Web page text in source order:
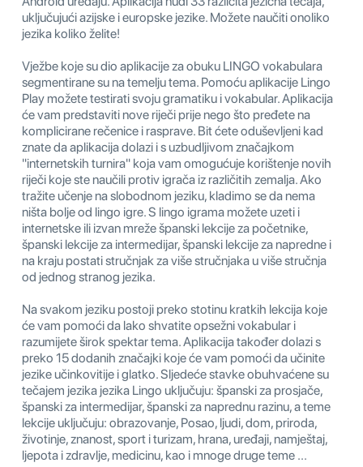
uključujući azijske i europske jezike. Možete naučiti onoliko
jezika koliko želite!
Vježbe koje su dio aplikacije za obuku LINGO vokabulara
segmentirane su na temelju tema. Pomoću aplikacije Lingo
Play možete testirati svoju gramatiku i vokabular. Aplikacija
će vam predstaviti nove riječi prije nego što pređete na
komplicirane rečenice i rasprave. Bit ćete oduševljeni kad
znate da aplikacija dolazi i s uzbudljivom značajkom
"internetskih turnira" koja vam omogućuje korištenje novih
riječi koje ste naučili protiv igrača iz različitih zemalja. Ako
tražite učenje na slobodnom jeziku, kladimo se da nema
ništa bolje od lingo igre. S lingo igrama možete uzeti i
internetske ili izvan mreže španski lekcije za početnike,
španski lekcije za intermedijar, španski lekcije za napredne i
na kraju postati stručnjak za više stručnjaka u više stručnja
od jednog stranog jezika.
Na svakom jeziku postoji preko stotinu kratkih lekcija koje
će vam pomoći da lako shvatite opsežni vokabular i
razumijete širok spektar tema. Aplikacija također dolazi s
preko 15 dodanih značajki koje će vam pomoći da učinite
jezike učinkovitije i glatko. Sljedeće stavke obuhvaćene su
tečajem jezika jezika Lingo uključuju: španski za prosjače,
španski za intermedijar, španski za naprednu razinu, a teme
lekcije uključuju: obrazovanje, Posao, ljudi, dom, priroda,
životinje, znanost, sport i turizam, hrana, uređaji, namještaj,
ljepota i zdravlje, medicinu, kao i mnoge druge teme ...